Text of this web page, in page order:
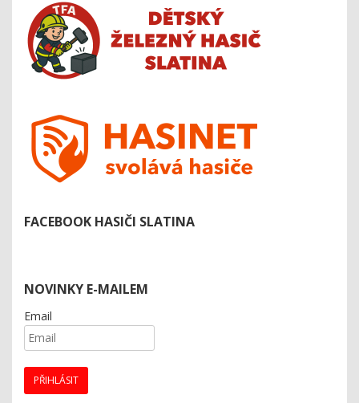
FACEBOOK HASIČI SLATINA
NOVINKY E-MAILEM
Email